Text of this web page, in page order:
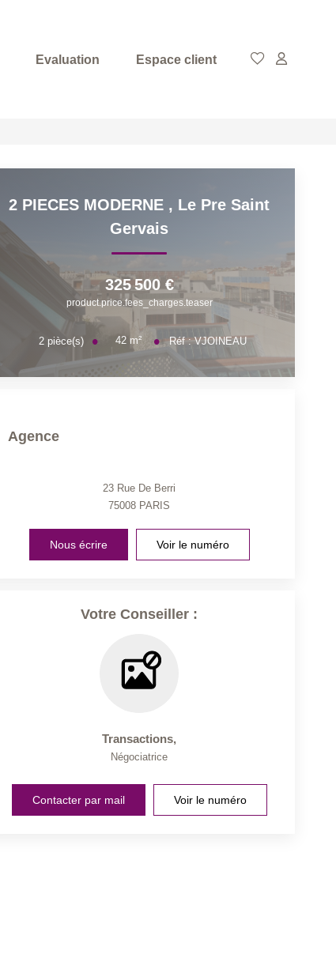
Evaluation Espace client
2 PIECES MODERNE , Le Pre Saint
Gervais
325 500 €
product.price.fees_charges.teaser
2 pièce(s) 42 m² Réf :VJOINEAU
Agence
23 Rue De Berri
75008 PARIS
Nous écrire Voir le numéro
Votre Conseiller :
Transactions,
Négociatrice
Contacter par mail Voir le numéro